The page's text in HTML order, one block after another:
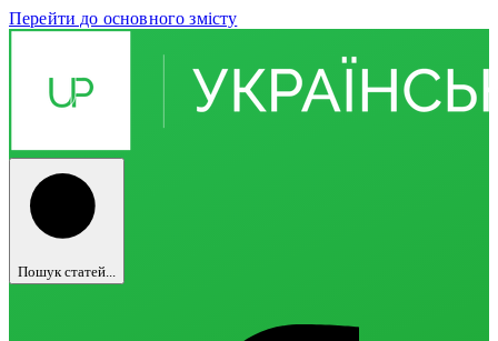
Перейти до основного змісту
Пошук статей...